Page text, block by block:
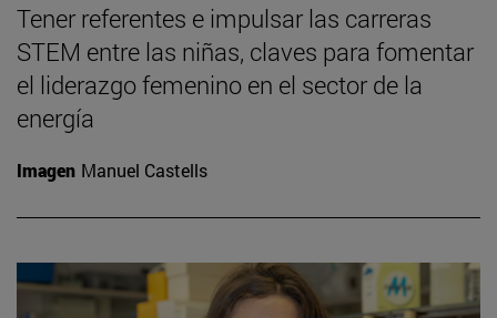
Tener referentes e impulsar las carreras
STEM entre las niñas, claves para fomentar
el liderazgo femenino en el sector de la
energía
Imagen Manuel Castells